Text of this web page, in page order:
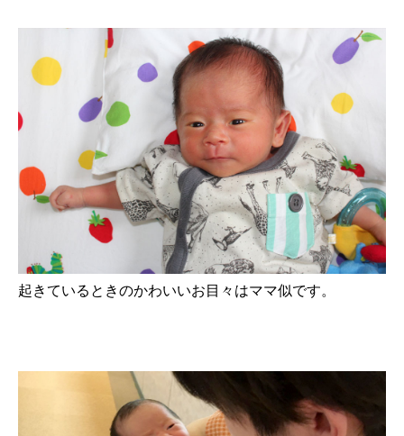
起きているときのかわいいお目々はママ似です。